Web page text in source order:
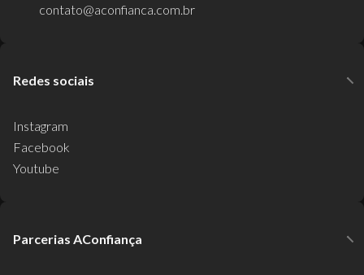
contato@aconfianca.com.br
Redes sociais
Instagram
Facebook
Youtube
Parcerias AConfiança